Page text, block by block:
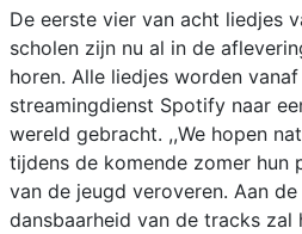
De eerste vier van acht liedjes
scholen zijn nu al in de
horen. Alle liedjes worden
streamingdienst Spotify naar
wereld gebracht. ,,We hopen
tijdens de komende zomer hun
van de jeugd veroveren. Aan
dansbaarheid van de tracks